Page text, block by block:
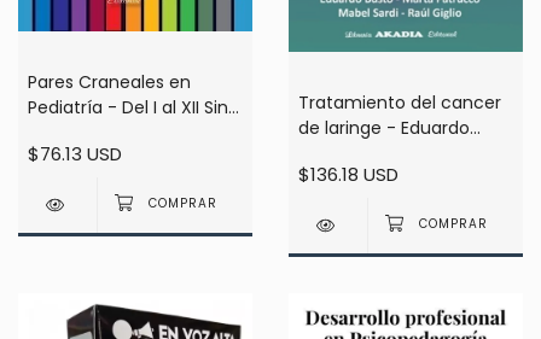
Pares Craneales en
Pediatría - Del I al XII Sin
Imágenes, Semiología y
$76.13 USD
Tratamiento del cancer
de laringe - Eduardo
$136.18 USD